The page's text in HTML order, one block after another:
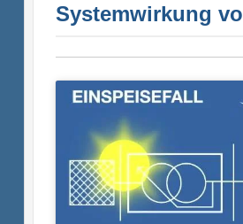
Systemwirkung